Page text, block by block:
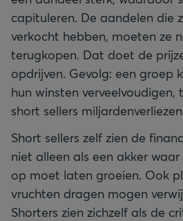
capituleren. De aandelen die
verkocht hebben, moeten ze
terugkopen. Dat doet de
opdrijven. Gevolg: een groep
hun winsten verveelvoudigen,
short sellers
Short sellers zelf zien de
niet alleen als een akker
op moet laten groeien. Ook
vruchten dragen mogen
Shorters zien zichzelf als de